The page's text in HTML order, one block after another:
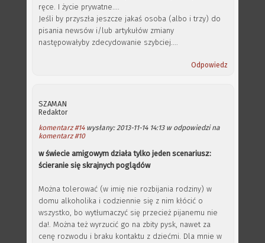
ręce. I życie prywatne....
Jeśli by przyszła jeszcze jakaś osoba (albo i trzy) do
pisania newsów i/lub artykułów zmiany
następowałyby zdecydowanie szybciej....
Odpowiedz
SZAMAN
Redaktor
komentarz #14wysłany: 2013-11-14 14:13 w odpowiedzi na
komentarz #10
w świecie amigowym działa tylko jeden scenariusz:
ścieranie się skrajnych poglądów
Można tolerować (w imię nie rozbijania rodziny) w
domu alkoholika i codziennie się z nim kłócić o
wszystko, bo wytłumaczyć się przecież pijanemu nie
da!. Można też wyrzucić go na zbity pysk, nawet za
cenę rozwodu i braku kontaktu z dziećmi. Dla mnie w